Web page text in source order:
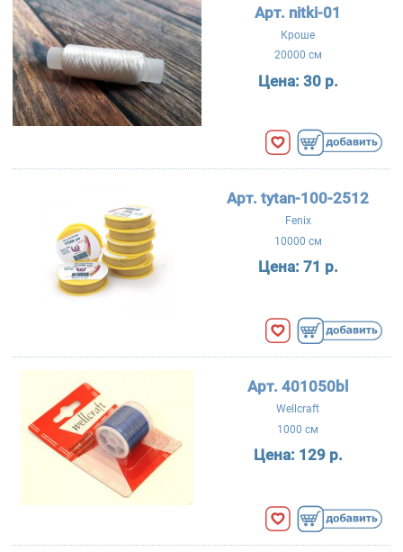
Арт. nitki-01
Кроше
20000 см
Цена: 30 р.
Арт. tytan-100-2512
Fenix
10000 см
Цена: 71 р.
Арт. 401050bl
Wellcraft
1000 см
Цена: 129 р.